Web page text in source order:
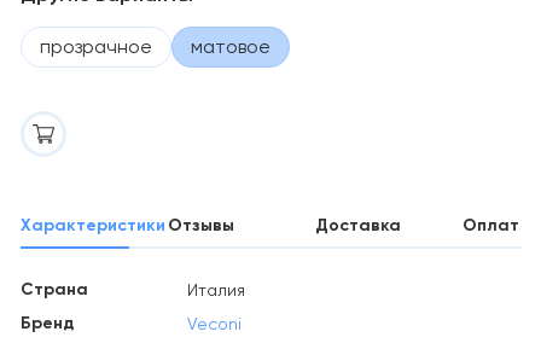
прозрачное матовое
Характеристики Отзывы Доставка Оплата
Страна Италия
Бренд Veconi